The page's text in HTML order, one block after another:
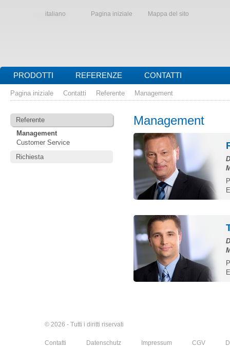
italiano Pagina iniziale Mappa del sito
PRODOTTI REFERENZE CONTATTI
Pagina iniziale Contatti Referente Management
Referente
Management
Customer Service
Richiesta
Management
© 2026 - Tutti i diritti riservati
Contatti Datenschutz Impressum CGV